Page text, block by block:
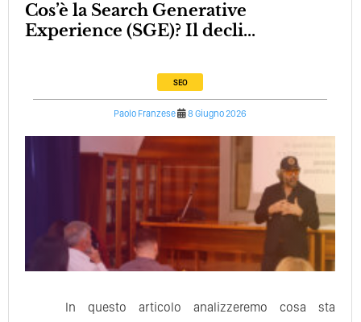
Cos’è la Search Generative
Experience (SGE)? Il decli...
SEO
Paolo Franzese 8 Giugno 2026
In questo articolo analizzeremo cosa sta